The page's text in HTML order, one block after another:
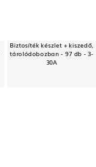
Biztosíték készlet + kiszedő,
tárolódobozban - 97 db - 3-
30A